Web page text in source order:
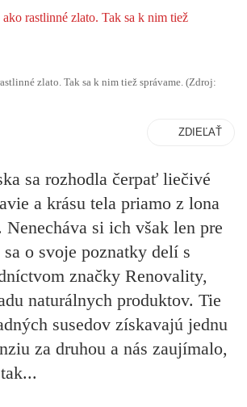
zlato. Tak sa k nim tiež správame. (Zdroj:
ZDIEĽAŤ
sa rozhodla čerpať liečivé
a krásu tela priamo z lona
si ich však len pre
sa o svoje poznatky delí s
značky Renovality,
naturálnych produktov. Tie
susedov získavajú jednu
za druhou a nás zaujímalo,